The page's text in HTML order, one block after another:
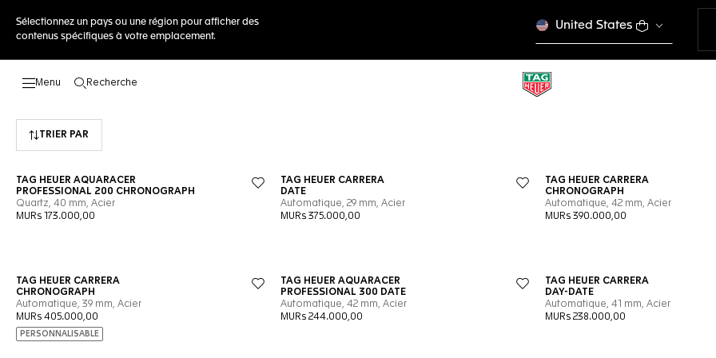
Sélectionnez un pays ou une région pour afficher des
contenus spécifiques à votre emplacement.
United States
Recherche